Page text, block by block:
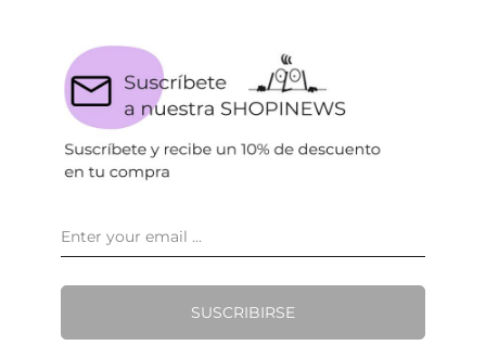
SUSCRIBIRSE